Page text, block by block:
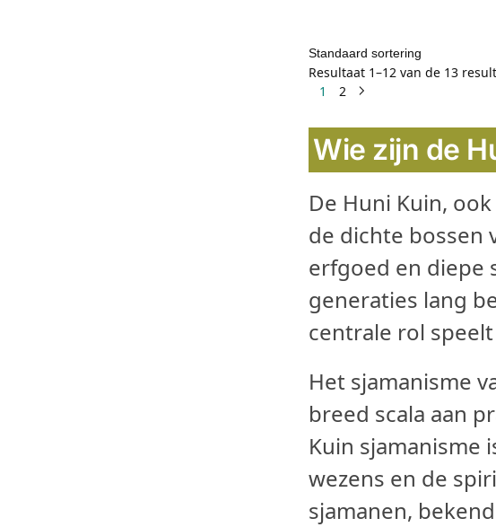
Resultaat 1–12 van de 13
1
2
Wie zijn de
De Huni Kuin,
de dichte bossen
erfgoed en diepe
generaties lang
centrale rol
Het sjamanisme
breed scala aan
Kuin sjamanisme
wezens en de
sjamanen,